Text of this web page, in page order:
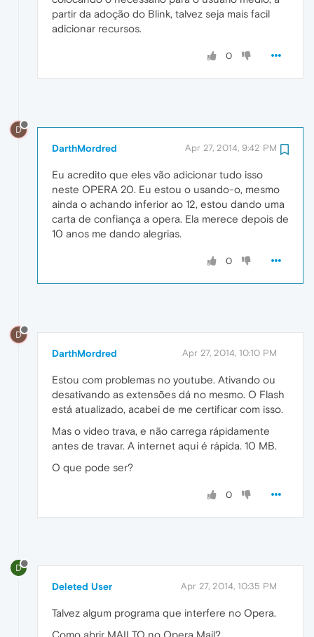
partir da adoção do Blink, talvez seja mais facil
adicionar recursos.
0
D
DarthMordred Apr 27, 2014, 9:42 PM
Eu acredito que eles vão adicionar tudo isso
neste OPERA 20. Eu estou o usando-o, mesmo
ainda o achando inferior ao 12, estou dando uma
carta de confiança a opera. Ela merece depois de
10 anos me dando alegrias.
0
D
DarthMordred Apr 27, 2014, 10:10 PM
Estou com problemas no youtube. Ativando ou
desativando as extensões dá no mesmo. O Flash
está atualizado, acabei de me certificar com isso.
Mas o video trava, e não carrega rápidamente
antes de travar. A internet aqui é rápida. 10 MB.
O que pode ser?
0
D
Deleted User Apr 27, 2014, 10:35 PM
Talvez algum programa que interfere no Opera.